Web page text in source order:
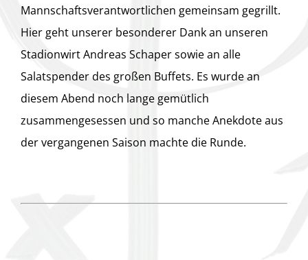
Mannschaftsverantwortlichen gemeinsam gegrillt.
Hier geht unserer besonderer Dank an unseren
Stadionwirt Andreas Schaper sowie an alle
Salatspender des großen Buffets. Es wurde an
diesem Abend noch lange gemütlich
zusammengesessen und so manche Anekdote aus
der vergangenen Saison machte die Runde.